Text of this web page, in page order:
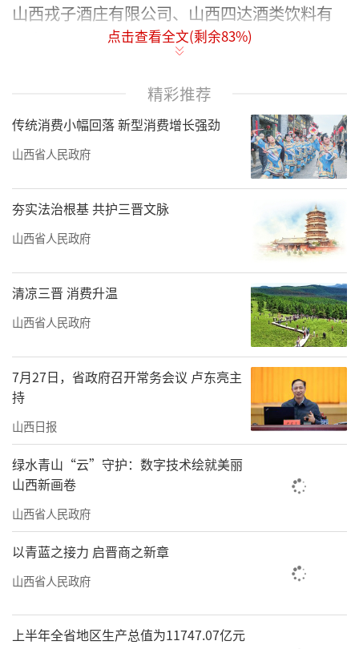
山西戎子酒庄有限公司、山西四达酒类饮料有
拨。“目前，公司拿出几款境外畅销产品在国
内招商销售，欢迎大家了解咨询并积极推介合
作伙伴。”
“我们的产品产自北纬38度的雁门关脚
下。欢迎大家来山西，登上雁门关，饮一杯雁
门金波代州黄酒，凭吊曾经在雁门关上守护华
夏的忠臣名将。”
“戎子酒庄位于山西乡宁，是集优质酿酒
葡萄种植、酒庄酒生产、农业生态观光旅游、
健康养生于一体的现代化综合型国际生态文化
园区。”
“潞酒是山西两大清香型历史名酒之一，
潞酒酿酒史可上溯到6000多年前新石器时代仰
韶文化时期。古代就与汾酒齐名，在三晋大地
四位酒企负责人在向观众的推介中，有对
厚重酒史的自豪，有对当前发展的信心，也有
对未来发展的期许。
寻味山西展区，除了酒香，还少不了醋
点击查看全文(剩余83%)
精彩推荐
传统消费小幅回落 新型消费增长强劲
山西省人民政府
夯实法治根基 共护三晋文脉
山西省人民政府
清凉三晋 消费升温
山西省人民政府
7月27日，省政府召开常务会议 卢东亮主
持
山西日报
绿水青山“云”守护：数字技术绘就美丽
山西新画卷
山西省人民政府
以青蓝之接力 启晋商之新章
山西省人民政府
上半年全省地区生产总值为11747.07亿元